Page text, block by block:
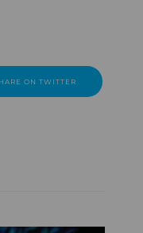
ON TWITTER